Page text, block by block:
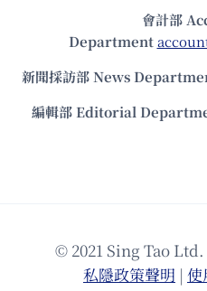
會計部
Department
新聞採訪部 News
編輯部 Editorial
© 2021 Sing Tao
私隱政策聲明 | 使